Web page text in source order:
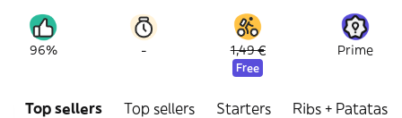
96% - 1,49 €
Free
Prime
Top sellers Top sellers Starters Ribs + Patatas